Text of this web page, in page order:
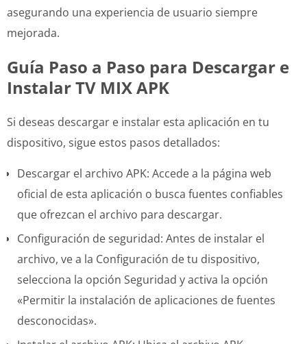
asegurando una experiencia de usuario siempre
mejorada.
Guía Paso a Paso para Descargar e
Instalar TV MIX APK
Si deseas descargar e instalar esta aplicación en tu
dispositivo, sigue estos pasos detallados:
Descargar el archivo APK: Accede a la página web
oficial de esta aplicación o busca fuentes confiables
que ofrezcan el archivo para descargar.
Configuración de seguridad: Antes de instalar el
archivo, ve a la Configuración de tu dispositivo,
selecciona la opción Seguridad y activa la opción
«Permitir la instalación de aplicaciones de fuentes
desconocidas».